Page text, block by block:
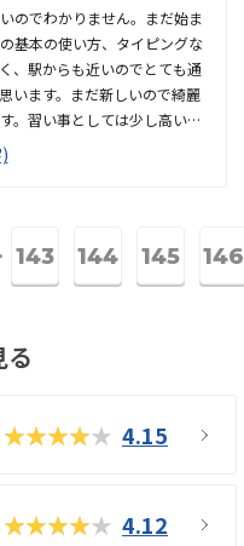
のでわかりません。まだ始ま
基本の使い方、タイピングな
、駅からも近いのでとても通
います。まだ新しいので綺麗
。習い事としては少し高いか
室より安いのかなと思いま
で、これから役に立つと思い
143 144 145 146
る
★★★★★ 4.15
★★★★★ 4.12